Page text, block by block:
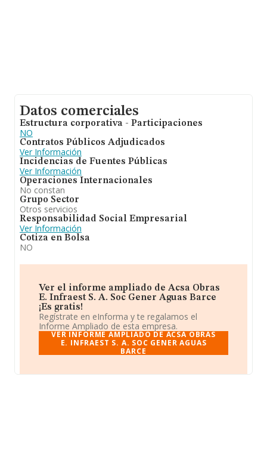
Datos comerciales
Estructura corporativa - Participaciones
NO
Contratos Públicos Adjudicados
Ver Información
Incidencias de Fuentes Públicas
Ver Información
Operaciones Internacionales
No constan
Grupo Sector
Otros servicios
Responsabilidad Social Empresarial
Ver Información
Cotiza en Bolsa
NO
Ver el informe ampliado de Acsa Obras
E. Infraest S. A. Soc Gener Aguas Barce
¡Es gratis!
Regístrate en eInforma y te regalamos el
Informe Ampliado de esta empresa.
VER INFORME AMPLIADO DE ACSA OBRAS
E. INFRAEST S. A. SOC GENER AGUAS
BARCE